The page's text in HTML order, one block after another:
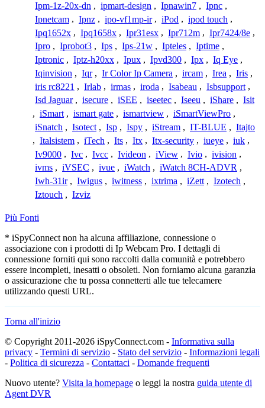
Ipm-1z-20x-dn , ipmart-design , Ipnawin7 , Ipnc ,
Ipnetcam , Ipnz , ipo-vf1mp-ir , iPod , ipod touch ,
Ipq1652x , Ipq1658x , Ipr31esx , Ipr712m , Ipr7424/8e ,
Ipro , Iprobot3 , Ips , Ips-21w , Ipteles , Iptime ,
Iptronic , Iptz-h20xx , Ipux , Ipvd300 , Ipx , Iq Eye ,
Iqinvision , Iqr , Ir Color Ip Camera , ircam , Irea , Iris ,
iris rc8221 , Irlab , irmas , iroda , Isabeau , Isbsupport ,
Isd Jaguar , isecure , iSEE , iseetec , Iseeu , iShare , Isit
, iSmart , ismart gate , ismartview , iSmartViewPro ,
iSnatch , Isotect , Isp , Ispy , iStream , IT-BLUE , Itajto
, Italsistem , iTech , Its , Itx , Itx-security , iueye , iuk ,
Iv9000 , Ivc , Ivcc , Ivideon , iView , Ivio , ivision ,
ivms , iVSEC , ivue , iWatch , iWatch 8CH-ADVR ,
Iwh-31ir , Iwigus , iwitness , ixtrima , iZett , Izotech ,
Iztouch , Izviz
Più Fonti
* iSpyConnect non ha alcuna affiliazione, connessione o
associazione con i prodotti di Ip Webcam Pro. I dettagli di
connessione forniti qui sono raccolti dalla comunità e potrebbero
essere incompleti, inesatti o obsoleti. Non forniamo alcuna garanzia
o assicurazione che tu possa connetterti alle tue telecamere
utilizzando questi URL.
Torna all'inizio
© Copyright 2011-2026 iSpyConnect.com - Informativa sulla
privacy - Termini di servizio - Stato del servizio - Informazioni legali
- Politica di sicurezza - Contattaci - Domande frequenti
Nuovo utente? Visita la homepage o leggi la nostra guida utente di
Agent DVR